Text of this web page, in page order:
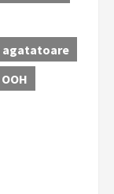
agatatoare